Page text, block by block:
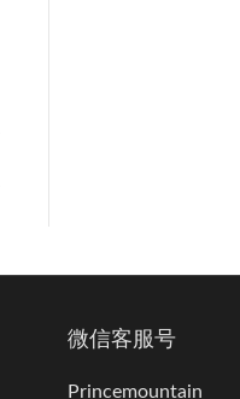
微信客服号
Princemountain